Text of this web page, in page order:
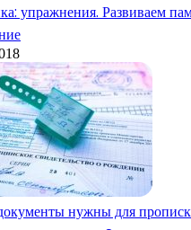
упражнения. Развиваем
нужны для